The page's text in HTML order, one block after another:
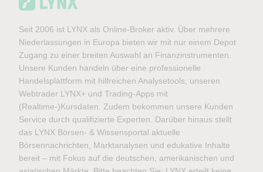
Seit 2006 ist LYNX als Online-Broker aktiv. Über mehrere
Niederlassungen in Europa bieten wir mit nur einem Depot
Zugang zu einer breiten Auswahl an Finanzinstrumenten.
Unsere Kunden handeln über eine professionelle
Handelsplattform mit hilfreichen Analysetools, unseren
Webtrader LYNX+ und Trading-Apps mit
(Realtime-)Kursdaten. Zudem bekommen unsere Kunden
Service durch qualifizierte Experten. Darüber hinaus stellt
das LYNX Börsen- & Wissensportal aktuelle
Börsennachrichten, Marktanalysen und edukative Inhalte
bereit – mit Fokus auf die deutschen, amerikanischen und